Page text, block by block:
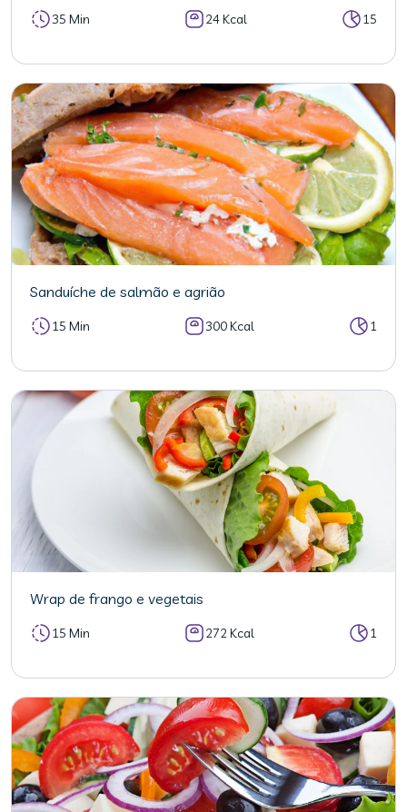
35 Min 24 Kcal 15
Sanduíche de salmão e agrião
15 Min 300 Kcal 1
Wrap de frango e vegetais
15 Min 272 Kcal 1